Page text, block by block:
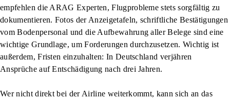
empfehlen die ARAG Experten, Flugprobleme stets sorgfältig zu
dokumentieren. Fotos der Anzeigetafeln, schriftliche Bestätigungen
vom Bodenpersonal und die Aufbewahrung aller Belege sind eine
wichtige Grundlage, um Forderungen durchzusetzen. Wichtig ist
außerdem, Fristen einzuhalten: In Deutschland verjähren
Ansprüche auf Entschädigung nach drei Jahren.
Wer nicht direkt bei der Airline weiterkommt, kann sich an das